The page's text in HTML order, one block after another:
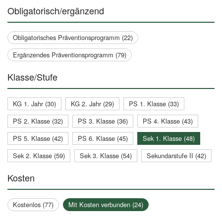
Obligatorisch/ergänzend
Obligatorisches Präventionsprogramm (22)
Ergänzendes Präventionsprogramm (79)
Klasse/Stufe
KG 1. Jahr (30) KG 2. Jahr (29)
PS 1. Klasse (33)
PS 2. Klasse (32)
PS 3. Klasse (36)
PS 4. Klasse (43)
PS 5. Klasse (42)
PS 6. Klasse (45)
Sek 1. Klasse (48)
Sek 2. Klasse (59)
Sek 3. Klasse (54) Sekundarstufe II (42)
Kosten
Kostenlos (77) Mit Kosten verbunden (24)